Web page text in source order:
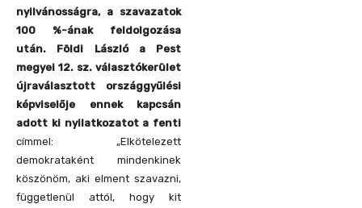
nyilvánosságra, a szavazatok
100 %-ának feldolgozása
után. Földi László a Pest
megyei 12. sz. választókerület
újraválasztott országgyűlési
képviselője ennek kapcsán
adott ki nyilatkozatot a fenti
címmel: „Elkötelezett
demokrataként mindenkinek
köszönöm, aki elment szavazni,
függetlenül attól, hogy kit